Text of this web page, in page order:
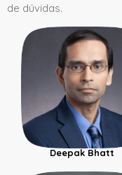
de dúvidas.
Deepak Bhatt